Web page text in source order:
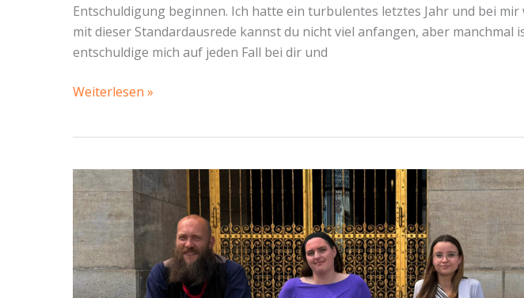
Entschuldigung beginnen. Ich hatte ein turbulentes letztes Jahr und bei mir
mit dieser Standardausrede kannst du nicht viel anfangen, aber manchmal
entschuldige mich auf jeden Fall bei dir und
SBR
–
BUGA-
Visionen,
viel
Kultur
und
Weiterlesen »